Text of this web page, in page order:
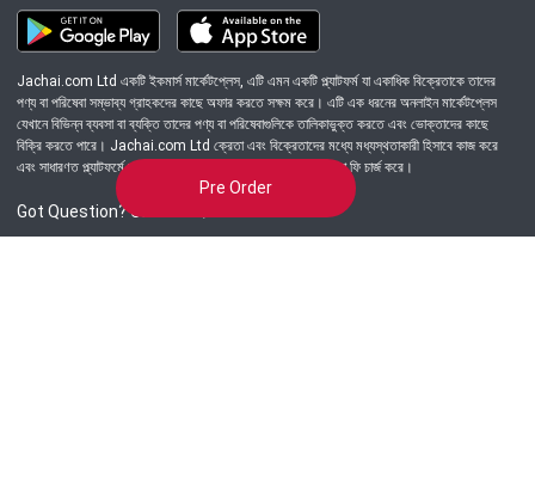
Pre Order
Jachai.com Ltd একটি ইকমার্স মার্কেটপ্লেস, এটি এমন একটি প্ল্যাটফর্ম যা একাধিক বিক্রেতাকে তাদের
পণ্য বা পরিষেবা সম্ভাব্য গ্রাহকদের কাছে অফার করতে সক্ষম করে। এটি এক ধরনের অনলাইন মার্কেটপ্লেস
যেখানে বিভিন্ন ব্যবসা বা ব্যক্তি তাদের পণ্য বা পরিষেবাগুলিকে তালিকাভুক্ত করতে এবং ভোক্তাদের কাছে
বিক্রি করতে পারে। Jachai.com Ltd ক্রেতা এবং বিক্রেতাদের মধ্যে মধ্যস্থতাকারী হিসাবে কাজ করে
এবং সাধারণত প্ল্যাটফর্মে সংঘটিত প্রতিটি লেনদেনের জন্য একটি কমিশন বা ফি চার্জ করে।
Got Question? Call us 24/7